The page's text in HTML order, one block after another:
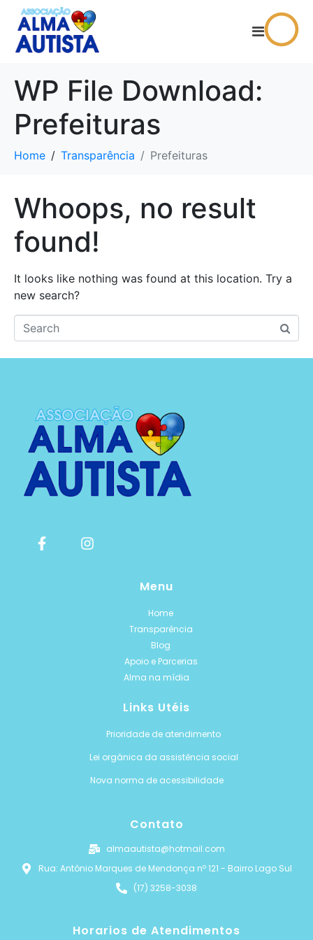
WP File Download:
Prefeituras
Home Transparência Prefeituras
Whoops, no result
found!
It looks like nothing was found at this location. Try a
new search?
Menu
Home
Transparência
Blog
Apoio e Parcerias
Alma na mídia
Links Utéis
Prioridade de atendimento
Lei orgânica da assistência social
Nova norma de acessibilidade
Contato
almaautista@hotmail.com
Rua: Antônio Marques de Mendonça nº 121 - Bairro Lago Sul
(17) 3258-3038
Horarios de Atendimentos